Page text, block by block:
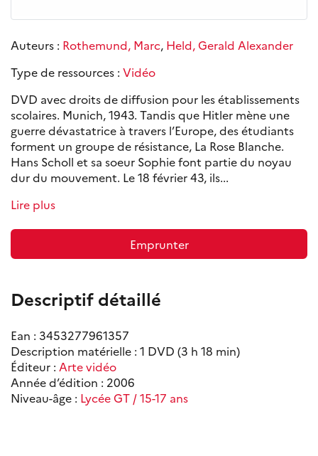
Auteurs : Rothemund, Marc, Held, Gerald Alexander
Type de ressources : Vidéo
DVD avec droits de diffusion pour les établissements
scolaires. Munich, 1943. Tandis que Hitler mène une
guerre dévastatrice à travers l’Europe, des étudiants
forment un groupe de résistance, La Rose Blanche.
Hans Scholl et sa soeur Sophie font partie du noyau
dur du mouvement. Le 18 février 43, ils...
Lire plus
Emprunter
Descriptif détaillé
Ean : 3453277961357
Description matérielle : 1 DVD (3 h 18 min)
Éditeur : Arte vidéo
Année d’édition : 2006
Niveau-âge : Lycée GT / 15-17 ans